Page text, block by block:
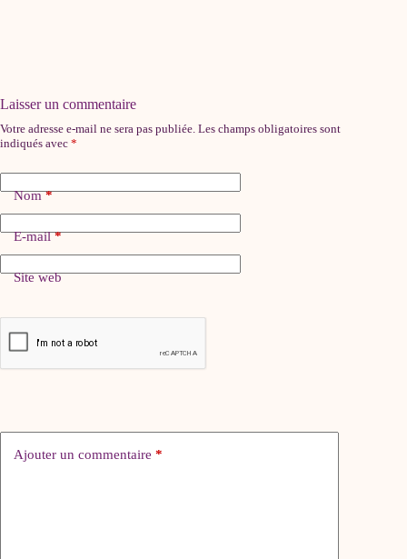
Laisser un commentaire
Votre adresse e-mail ne sera pas publiée. Les champs obligatoires sont
indiqués avec *
Nom*
E-mail*
Site web
Ajouter un commentaire *